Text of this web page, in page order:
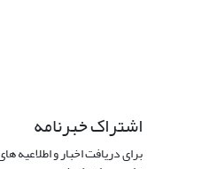
اشتراک خبرنامه
برای دریافت اخبار و اطلاعیه